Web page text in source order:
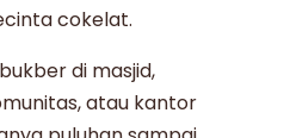
cokelat.
di masjid,
atau kantor